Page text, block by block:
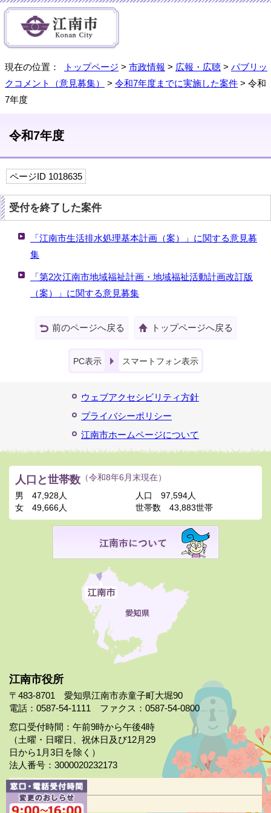
現在の位置： トップページ > 市政情報 > 広報・広聴 > パブリッ
クコメント（意見募集）
> 令和7年度までに実施した案件 > 令和
7年度
令和7年度
ページID 1018635
受付を終了した案件
「江南市生活排水処理基本計画（案）」に関する意見募
集
「第2次江南市地域福祉計画・地域福祉活動計画改訂版
（案）」に関する意見募集
前のページへ戻る トップページへ戻る
PC表示 スマートフォン表示
ウェブアクセシビリティ方針
プライバシーポリシー
江南市ホームページについて
江南市役所
〒483-8701 愛知県江南市赤童子町大堀90
電話：0587-54-1111 ファクス：0587-54-0800
窓口受付時間：午前9時から午後4時
（土曜・日曜日、祝休日及び12月29
日から1月3日を除く）
法人番号：3000020232173
市役所案内
日曜市役所
人口と世帯数 （令和8年6月末現在）
男
47,928人
女
49,666人
人口
97,594人
世帯数
43,883世帯